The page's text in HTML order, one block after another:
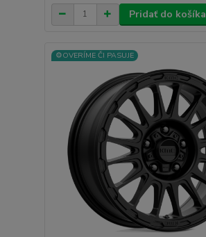
Pridať do košíka
⚙️OVERÍME ČI PASUJE